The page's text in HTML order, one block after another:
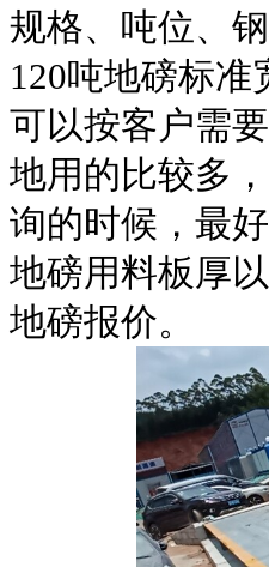
规格、吨位、
120吨地磅标准
可以按客户需
地用的比较多
询的时候，最
地磅用料板厚
地磅报价。